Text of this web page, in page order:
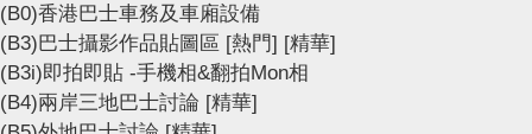
(B0)香港巴士車務及車廂設備
(B3)巴士攝影作品貼圖區 [熱門] [精華]
(B3i)即拍即貼 -手機相&翻拍Mon相
(B4)兩岸三地巴士討論 [精華]